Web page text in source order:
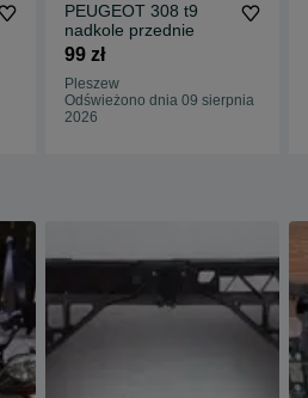
PEUGEOT 308 t9
nadkole przednie
99 zł
Pleszew
Odświeżono dnia 09 sierpnia
2026